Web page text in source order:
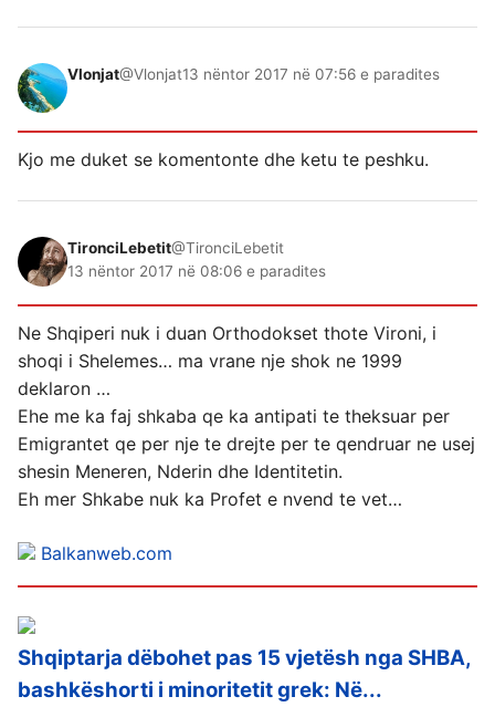
Vlonjat@Vlonjat13 nëntor 2017 në 07:56 e paradites
Kjo me duket se komentonte dhe ketu te peshku.
TironciLebetit@TironciLebetit
13 nëntor 2017 në 08:06 e paradites
Ne Shqiperi nuk i duan Orthodokset thote Vironi, i
shoqi i Shelemes… ma vrane nje shok ne 1999
deklaron …
Ehe me ka faj shkaba qe ka antipati te theksuar per
Emigrantet qe per nje te drejte per te qendruar ne usej
shesin Meneren, Nderin dhe Identitetin.
Eh mer Shkabe nuk ka Profet e nvend te vet…
Balkanweb.com
Shqiptarja dëbohet pas 15 vjetësh nga SHBA,
bashkëshorti i minoritetit grek: Në...